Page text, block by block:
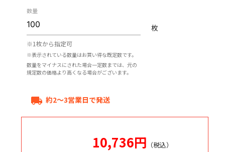
数量
※1枚から指定可
※表示されている数量はお買い得な既定数です。
数量をマイナスにされた場合一定数までは、元の
規定数の価格より高くなる場合がございます。
枚
local_shipping 約2～3営業日で発送
10,736円 （税込）